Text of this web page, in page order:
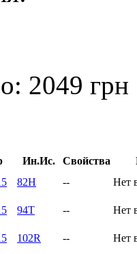
2049 грн
Ин.Ис. Свойства
82H -- Нет
94T -- Нет
102R -- Нет